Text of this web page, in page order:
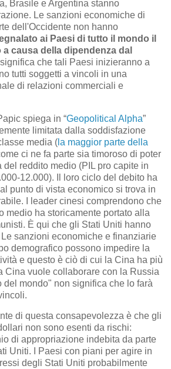
Brasile e Argentina stanno
Le sanzioni economiche di
dell'Occidente non hanno
ai Paesi di tutto il mondo il
causa della dipendenza dal
che tali Paesi inizieranno a
tutti soggetti a vincoli in una
di relazioni commerciali e
spiega in “Geopolitical Alpha”
limitata dalla soddisfazione
media ( la maggior parte della
ci ne fa parte sia timoroso di poter
reddito medio (PIL pro capite in
12.000). Il loro ciclo del debito ha
punto di vista economico si trova in
I leader cinesi comprendono che
medio ha storicamente portato alla
È qui che gli Stati Uniti hanno
sanzioni economiche e finanziarie
demografico possono impedire la
e questo è ciò di cui la Cina ha più
Cina vuole collaborare con la Russia
del mondo" non significa che lo farà
di questa consapevolezza è che gli
non sono esenti da rischi:
di appropriazione indebita da parte
Uniti. I Paesi con piani per agire in
degli Stati Uniti probabilmente